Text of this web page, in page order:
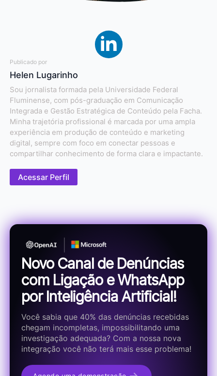
Publicado por
Helen Lugarinho
Sou jornalista formada pela Universidade Federal
Fluminense, com pós-graduação em Comunicação
Integrada e Gestão Estratégica de Conteúdo pela Facha.
Minha trajetória profissional é marcada por uma ampla
experiência em produção de conteúdo e marketing
digital, sempre com foco em conectar pessoas e
compartilhar conhecimento de forma clara e impactante.
Acessar Perfil
Novo Canal de Denúncias
com Ligação e WhatsApp
por Inteligência Artificial!
Você sabia que 40% das denúncias recebidas
chegam incompletas, impossibilitando uma
investigação adequada? Com a nossa nova
integração você não terá mais esse problema!